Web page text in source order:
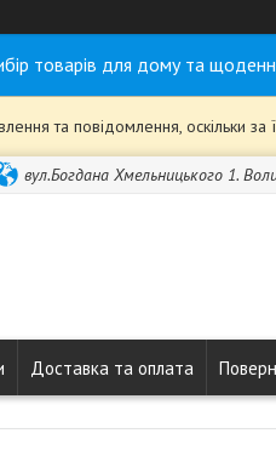
товарів для дому та
та повідомлення, оскільки
вул.Богдана Хмельницького 1.
Доставка та оплата